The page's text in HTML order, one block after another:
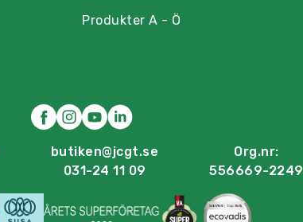
Produkter A - Ö
butiken@jcgt.se
031-24 11 09
Org.nr:
556669-2249